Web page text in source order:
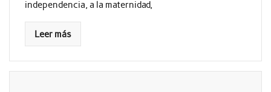
independencia, a la maternidad,
Leer más